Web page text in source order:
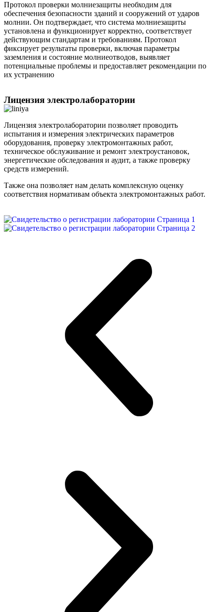
Протокол проверки молниезащиты необходим для
обеспечения безопасности зданий и сооружений от ударов
молнии. Он подтверждает, что система молниезащиты
установлена и функционирует корректно, соответствует
действующим стандартам и требованиям. Протокол
фиксирует результаты проверки, включая параметры
заземления и состояние молниеотводов, выявляет
потенциальные проблемы и предоставляет рекомендации по
их устранению
Лицензия электролаборатории
Лицензия электролаборатории позволяет проводить
испытания и измерения электрических параметров
оборудования, проверку электромонтажных работ,
техническое обслуживание и ремонт электроустановок,
энергетические обследования и аудит, а также проверку
средств измерений.
Также она позволяет нам делать комплексную оценку
соответствия нормативам объекта электромонтажных работ.